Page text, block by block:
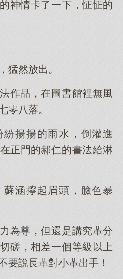
神情卡了一下，怔怔的
猛然放出。
作品，在圖書館裡無風
零八落。
紛揚揚的雨水，倒灌進
正門的郝仁的書法給淋
蘇涵擰起眉頭，臉色暴
為尊，但還是講究輩分
磋，相差一個等級以上
要說長輩對小輩出手！